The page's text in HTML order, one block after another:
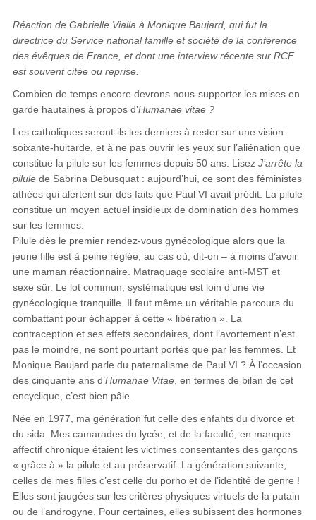
Réaction de Gabrielle Vialla à Monique Baujard, qui fut la
directrice du Service national famille et société de la conférence
des évêques de France​​​​​​, et dont une interview récente sur RCF
est souvent citée ou reprise.
Combien de temps encore devrons nous-supporter les mises en
garde hautaines à propos d’Humanae vitae ?
Les catholiques seront-ils les derniers à rester sur une vision
soixante-huitarde, et à ne pas ouvrir les yeux sur l’aliénation que
constitue la pilule sur les femmes depuis 50 ans. Lisez J’arrête la
pilule de Sabrina Debusquat : aujourd’hui, ce sont des féministes
athées qui alertent sur des faits que Paul VI avait prédit. La pilule
constitue un moyen actuel insidieux de domination des hommes
sur les femmes.
Pilule dès le premier rendez-vous gynécologique alors que la
jeune fille est à peine réglée, au cas où, dit-on – à moins d’avoir
une maman réactionnaire. Matraquage scolaire anti-MST et
sexe sûr. Le lot commun, systématique est loin d’une vie
gynécologique tranquille. Il faut même un véritable parcours du
combattant pour échapper à cette « libération ». La
contraception et ses effets secondaires, dont l’avortement n’est
pas le moindre, ne sont pourtant portés que par les femmes. Et
Monique Baujard parle du paternalisme de Paul VI ? À l’occasion
des cinquante ans d’Humanae Vitae, en termes de bilan de cet
encyclique, c’est bien pâle.
Née en 1977, ma génération fut celle des enfants du divorce et
du sida. Mes camarades du lycée, et de la faculté, en manque
affectif chronique étaient les victimes consentantes des garçons
« grâce à » la pilule et au préservatif. La génération suivante,
celles de mes filles c’est celle du porno et de l’identité de genre !
Elles sont jaugées sur les critères physiques virtuels de la putain
ou de l’androgyne. Pour certaines, elles subissent des hormones